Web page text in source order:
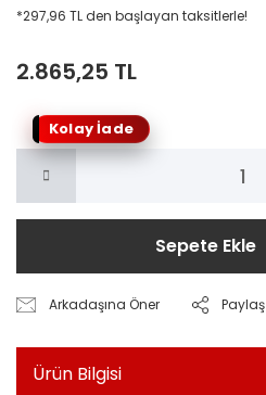
*297,96 TL den başlayan taksitlerle!
2.865,25 TL
Kolay İade
Sepete Ekle
Arkadaşına Öner Paylaş
Ürün Bilgisi